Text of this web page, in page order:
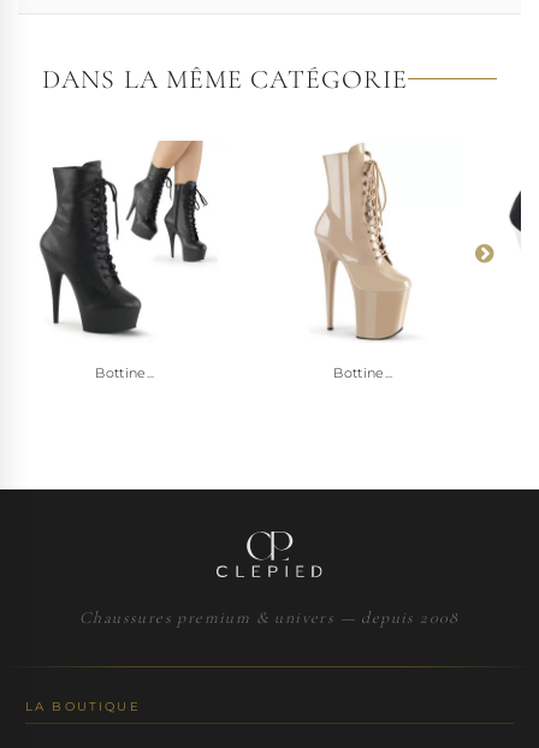
DANS LA MÊME CATÉGORIE
Bottine... Bottine...
Chaussures premium & univers — depuis 2008
LA BOUTIQUE